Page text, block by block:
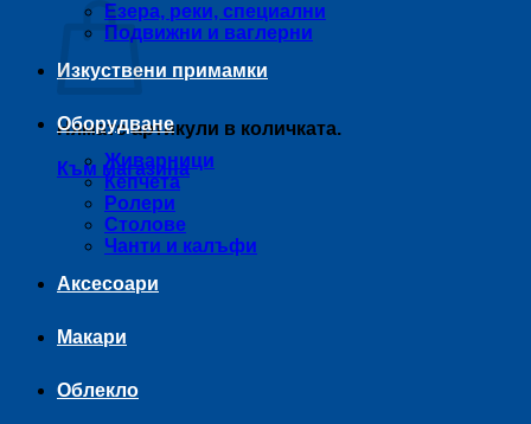
Нямате артикули в количката.
Към магазина
Езера, реки, специални
Подвижни и ваглерни
Изкуствени примамки
Оборудване
Живарници
Кепчета
Ролери
Столове
Чанти и калъфи
Аксесоари
Макари
Облекло